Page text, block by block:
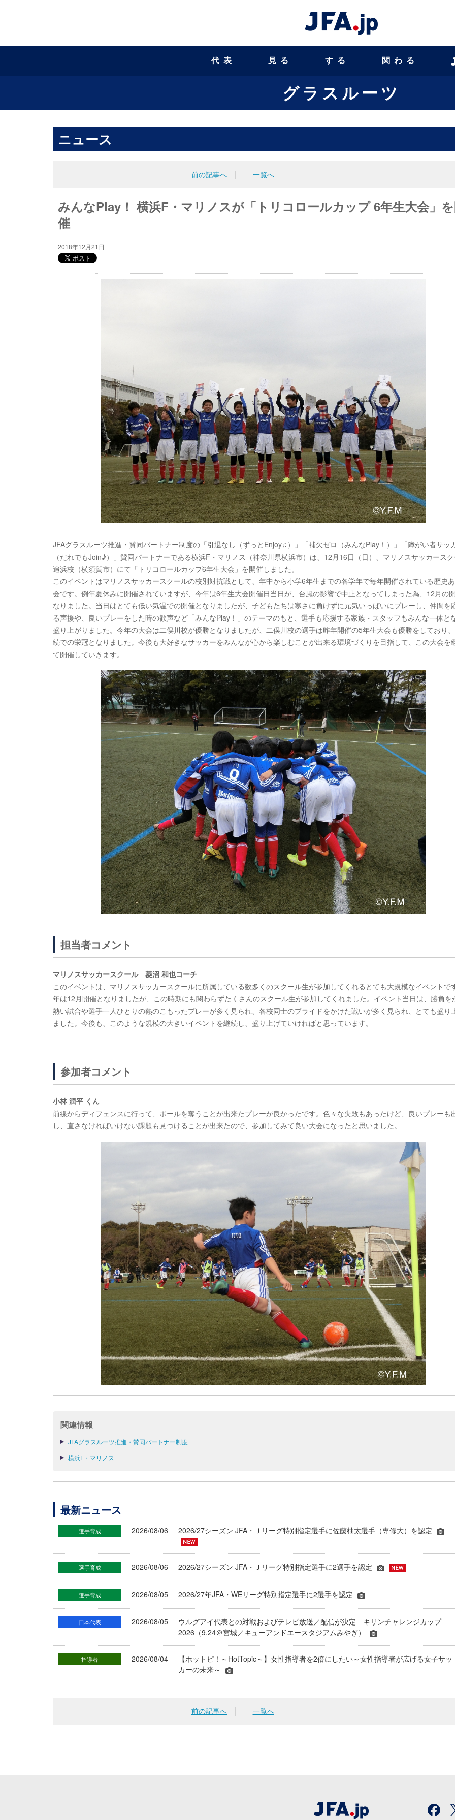
代表 見る する 関わる
グラスルーツ
ニュース
前の記事へ 一覧へ
みんなPlay！ 横浜F・マリノスが「トリコロールカップ 6年生大会」
催
2018年12月21日
JFAグラスルーツ推進・賛同パートナー制度の「引退なし（ずっ とEnjoy♫）」「補欠ゼロ（みんなPlay！）」「障がい者サッ
（だれでもJoin♪）」賛同パートナーである横浜F・ マリノス（神奈川県横浜市）は、12月16日（日）、 マリノスサッカース
追浜校（横須賀市）にて「 トリコロールカップ6年生大会」を開催しました。
このイベントはマリノスサッカースクールの校別対抗戦として、年中から小学6年生までの各学年で毎年開催されている歴史
会です。例年夏休みに開催されていますが、今年は6年生大会開催日当日が 、台風の影響で中止となってしまった為、12月の
なりました。当日はとても低い気温での開催となりましたが、子どもたちは寒さ に負けずに元気いっぱいにプレーし、仲間を
る声援や、 良いプレーをした時の歓声など「みんなPlay！」 のテーマのもと、選手も応援する家族・スタッフもみんな一体と
盛り上がりました。今年の大会は二俣川校が優勝となりましたが、二俣川校の選手は昨年開催の5年生大会も優勝をしており
続での栄冠となりま した。今後も大好きなサッカーをみんなが心から楽しむことが出来る環境づくりを目指して、この大会を
て開催していきます。
担当者コメント
マリノスサッカースクール 菱沼 和也コーチ
このイベントは、マリノスサッカースクールに所属している数多く のスクール生が参加してくれるとても大規模なイベントで
年は12月開催となりましたが、この時期にも関わらずたくさんのスクール生が参加してくれました。イベント当日は、勝負を
熱い試合や選手一人ひとりの熱のこ もったプレーが多く見られ、 各校同士のプライドをかけた戦いが多く見られ、とても盛り
ました。今後も、このような規模の大きいイベントを継続し、盛り上げていければと思っています。
参加者コメント
小林 潤平 くん
前線からディフェンスに行って、ボールを奪うことが出来たプレーが良かったです。色々な失敗もあったけど、良いプレーも
し、直さなければいけない課題も見つけることが出来たので、参加してみて良い大会になったと思いました。
関連情報
JFAグラスルーツ推進・賛同パートナー制度
横浜F・マリノス
最新ニュース
選手育成 2026/08/06 2026/27シーズン JFA・Ｊリーグ特別指定選手に佐藤柚太選手（専修大）を認定
選手育成 2026/08/06 2026/27シーズン JFA・Ｊリーグ特別指定選手に2選手を認定
選手育成 2026/08/05 2026/27年JFA・WEリーグ特別指定選手に2選手を認定
日本代表 2026/08/05
ウルグアイ代表との対戦およびテレビ放送／配信が決定 キリンチャレンジカップ
2026（9.24＠宮城／キューアンドエースタジアムみやぎ）
指導者 2026/08/04
【ホットピ！～HotTopic～】女性指導者を2倍にしたい～女性指導者が広げる女子サッ
カーの未来～
前の記事へ │ 一覧へ